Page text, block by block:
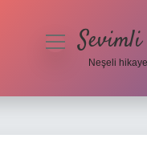
menüyü
Neşeli